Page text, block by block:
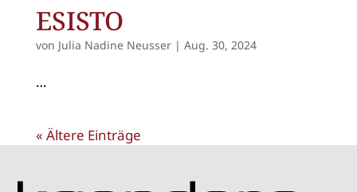
ESISTO
von Julia Nadine Neusser| Aug. 30, 2024
…
« Ältere Einträge